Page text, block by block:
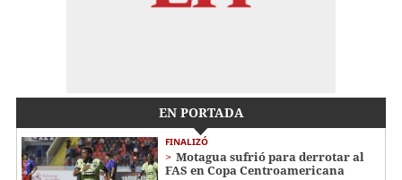
EN PORTADA
FINALIZÓ
Motagua sufrió para derrotar al
FAS en Copa Centroamericana